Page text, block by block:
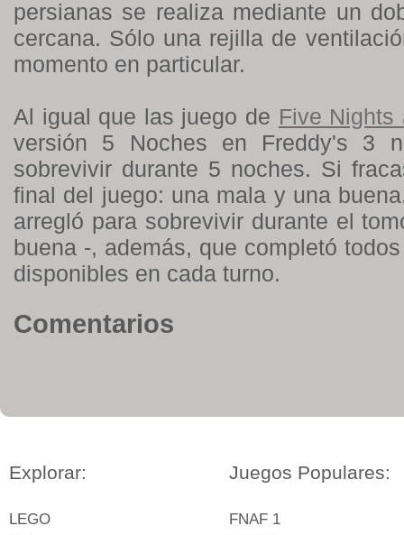
persianas se realiza mediante un
cercana. Sólo una rejilla de
momento en particular.
Al igual que las juego de Five Nights
versión 5 Noches en Freddy's 3
sobrevivir durante 5 noches. Si
final del juego: una mala y una
arregló para sobrevivir durante el
buena -, además, que completó
disponibles en cada turno.
Comentarios
Explorar:
LEGO
Juegos Populares:
FNAF 1